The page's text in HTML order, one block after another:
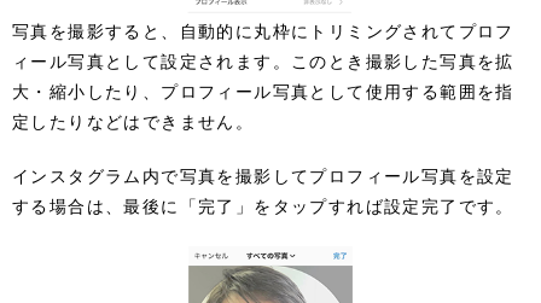
写真を撮影すると、自動的に丸枠にトリミングされてプロフ
ィール写真として設定されます。このとき撮影した写真を拡
大・縮小したり、プロフィール写真として使用する範囲を指
定したりなどはできません。
インスタグラム内で写真を撮影してプロフィール写真を設定
する場合は、最後に「完了」をタップすれば設定完了です。